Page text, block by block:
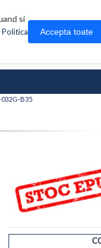
si
Politica
Accepta toate
032G-B35